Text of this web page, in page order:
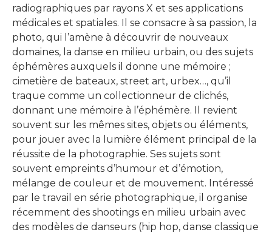
radiographiques par rayons X et ses applications
médicales et spatiales. Il se consacre à sa passion, la
photo, qui l’amène à découvrir de nouveaux
domaines, la danse en milieu urbain, ou des sujets
éphémères auxquels il donne une mémoire ;
cimetière de bateaux, street art, urbex…, qu’il
traque comme un collectionneur de clichés,
donnant une mémoire à l’éphémère. Il revient
souvent sur les mêmes sites, objets ou éléments,
pour jouer avec la lumière élément principal de la
réussite de la photographie. Ses sujets sont
souvent empreints d’humour et d’émotion,
mélange de couleur et de mouvement. Intéressé
par le travail en série photographique, il organise
récemment des shootings en milieu urbain avec
des modèles de danseurs (hip hop, danse classique